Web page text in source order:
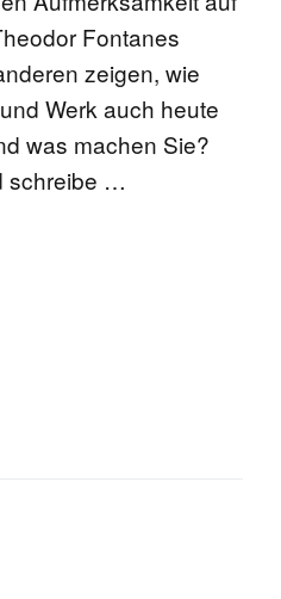
Fontanes
zeigen, wie
Werk auch heute
was machen Sie?
schreibe …